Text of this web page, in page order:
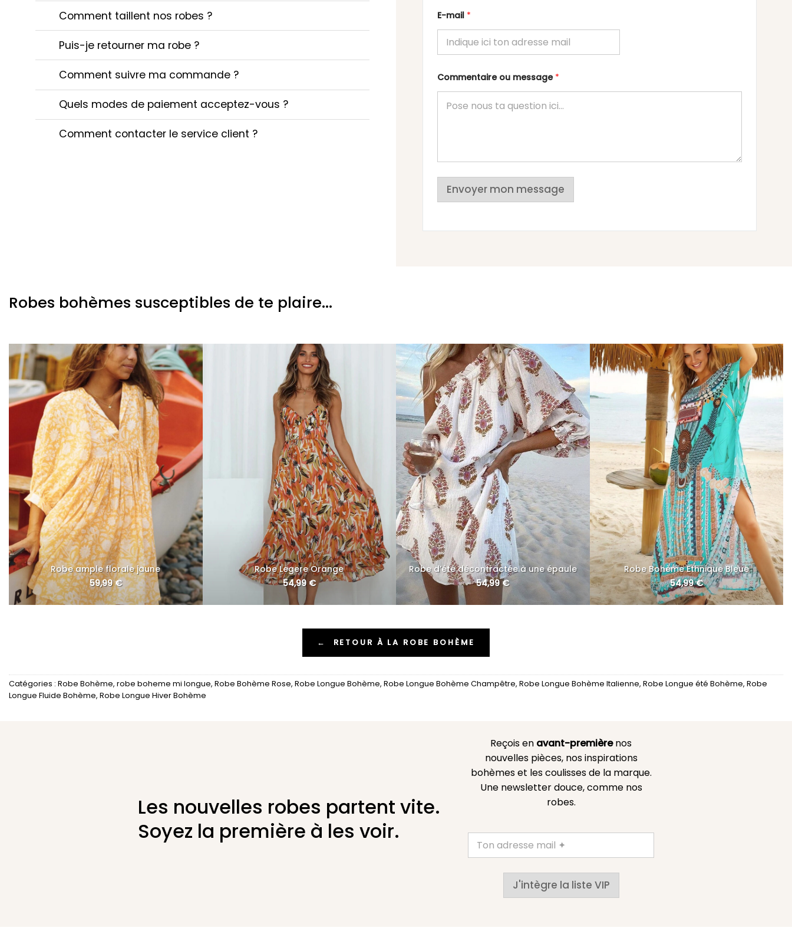
Comment taillent nos robes ?
Puis-je retourner ma robe ?
Comment suivre ma commande ?
Quels modes de paiement acceptez-vous ?
Comment contacter le service client ?
E-mail *
Commentaire ou message *
Envoyer mon message
Robes bohèmes susceptibles de te plaire...
Robe ample florale jaune
59,99€
Robe Legere Orange
54,99 €
Robe d’été décontractée à une épaule
54,99€
Robe Bohème Ethnique Bleue
54,99€
← RETOUR À LA ROBE BOHÈME
Catégories : Robe Bohème, robe boheme mi longue, Robe Bohème Rose, Robe Longue Bohème, Robe Longue Bohème Champêtre, Robe Longue Bohème Italienne, Robe Longue été Bohème, Robe
Longue Fluide Bohème, Robe Longue Hiver Bohème
Les nouvelles robes partent vite.
Soyez la première à les voir.
Reçois en avant-premièrenos
nouvelles pièces, nos inspirations
bohèmes et les coulisses de la marque.
Une newsletter douce, comme nos
robes.
J'intègre la liste VIP